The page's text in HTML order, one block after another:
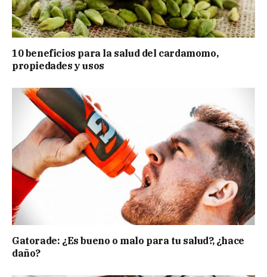
10 beneficios para la salud del cardamomo,
propiedades y usos
Gatorade: ¿Es bueno o malo para tu salud?, ¿hace
daño?